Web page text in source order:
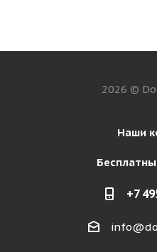
2026 ©
Наши
+7